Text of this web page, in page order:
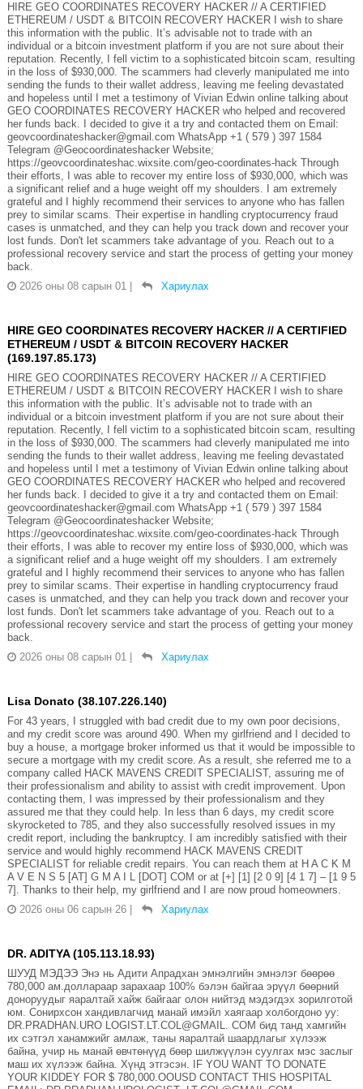
HIRE GEO COORDINATES RECOVERY HACKER // A CERTIFIED
ETHEREUM / USDT & BITCOIN RECOVERY HACKER I wish to share
this information with the public. It’s advisable not to trade with an
individual or a bitcoin investment platform if you are not sure about their
reputation. Recently, I fell victim to a sophisticated bitcoin scam, resulting
in the loss of $930,000. The scammers had cleverly manipulated me into
sending the funds to their wallet address, leaving me feeling devastated
and hopeless until I met a testimony of Vivian Edwin online talking about
GEO COORDINATES RECOVERY HACKER who helped and recovered
her funds back. I decided to give it a try and contacted them on Email:
geovcoordinateshacker@gmail.com WhatsApp +1 ( 579 ) 397 1584
Telegram @Geocoordinateshacker Website;
https://geovcoordinateshac.wixsite.com/geo-coordinates-hack Through
their efforts, I was able to recover my entire loss of $930,000, which was
a significant relief and a huge weight off my shoulders. I am extremely
grateful and I highly recommend their services to anyone who has fallen
prey to similar scams. Their expertise in handling cryptocurrency fraud
cases is unmatched, and they can help you track down and recover your
lost funds. Don't let scammers take advantage of you. Reach out to a
professional recovery service and start the process of getting your money
back.
2026 оны 08 сарын 01
Хариулах
HIRE GEO COORDINATES RECOVERY HACKER // A CERTIFIED
ETHEREUM / USDT & BITCOIN RECOVERY HACKER
(169.197.85.173)
HIRE GEO COORDINATES RECOVERY HACKER // A CERTIFIED
ETHEREUM / USDT & BITCOIN RECOVERY HACKER I wish to share
this information with the public. It’s advisable not to trade with an
individual or a bitcoin investment platform if you are not sure about their
reputation. Recently, I fell victim to a sophisticated bitcoin scam, resulting
in the loss of $930,000. The scammers had cleverly manipulated me into
sending the funds to their wallet address, leaving me feeling devastated
and hopeless until I met a testimony of Vivian Edwin online talking about
GEO COORDINATES RECOVERY HACKER who helped and recovered
her funds back. I decided to give it a try and contacted them on Email:
geovcoordinateshacker@gmail.com WhatsApp +1 ( 579 ) 397 1584
Telegram @Geocoordinateshacker Website;
https://geovcoordinateshac.wixsite.com/geo-coordinates-hack Through
their efforts, I was able to recover my entire loss of $930,000, which was
a significant relief and a huge weight off my shoulders. I am extremely
grateful and I highly recommend their services to anyone who has fallen
prey to similar scams. Their expertise in handling cryptocurrency fraud
cases is unmatched, and they can help you track down and recover your
lost funds. Don't let scammers take advantage of you. Reach out to a
professional recovery service and start the process of getting your money
back.
2026 оны 08 сарын 01
Хариулах
Lisa Donato (38.107.226.140)
For 43 years, I struggled with bad credit due to my own poor decisions,
and my credit score was around 490. When my girlfriend and I decided to
buy a house, a mortgage broker informed us that it would be impossible to
secure a mortgage with my credit score. As a result, she referred me to a
company called HACK MAVENS CREDIT SPECIALIST, assuring me of
their professionalism and ability to assist with credit improvement. Upon
contacting them, I was impressed by their professionalism and they
assured me that they could help. In less than 6 days, my credit score
skyrocketed to 785, and they also successfully resolved issues in my
credit report, including the bankruptcy. I am incredibly satisfied with their
service and would highly recommend HACK MAVENS CREDIT
SPECIALIST for reliable credit repairs. You can reach them at H A C K M
A V E N S 5 [AT] G M A I L [DOT] COM or at [+] [1] [2 0 9] [4 1 7] – [1 9 5
7]. Thanks to their help, my girlfriend and I are now proud homeowners.
2026 оны 06 сарын 26
Хариулах
DR. ADITYA (105.113.18.93)
ШУУД МЭДЭЭ Энэ нь Адити Апрадхан эмнэлгийн эмнэлэг бөөрөө
780,000 ам.доллараар зарахаар 100% бэлэн байгаа эрүүл бөөрний
доноруудыг яаралтай хайж байгааг олон нийтэд мэдэгдэх зорилготой
юм. Сонирхсон хандивлагчид манай имэйл хаягаар холбогдоно уу:
DR.PRADHAN.URO LOGIST.LT.COL@GMAIL. COM бид танд хамгийн
их сэтгэл ханамжийг амлаж, таны яаралтай шаардлагыг хүлээж
байна, учир нь манай өвчтөнүүд бөөр шилжүүлэн суулгах мэс заслыг
маш их хүлээж байна. Хүнд этгэсэн. IF YOU WANT TO DONATE
YOUR KIDDEY FOR $ 780,000.OOUSD CONTACT THIS HOSPITAL